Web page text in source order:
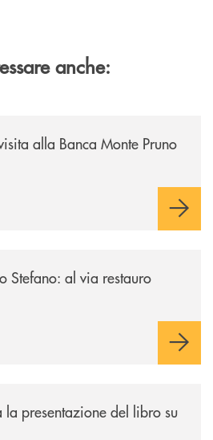
anche:
alla Banca Monte Pruno
Stefano: al via restauro
la presentazione del libro su